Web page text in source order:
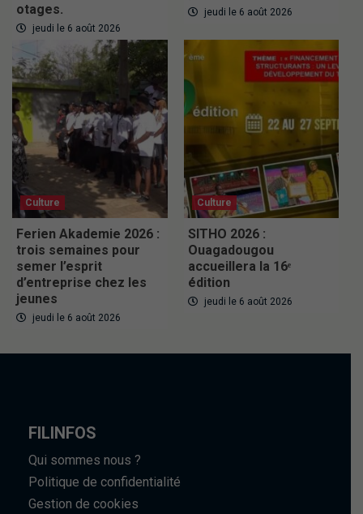
otages.
jeudi le 6 août 2026
jeudi le 6 août 2026
Culture
Ferien Akademie 2026 :
trois semaines pour
semer l’esprit
d’entreprise chez les
jeunes
jeudi le 6 août 2026
Culture
SITHO 2026 :
Ouagadougou
accueillera la 16ᵉ
édition
jeudi le 6 août 2026
FILINFOS
Qui sommes nous ?
Politique de confidentialité
Gestion de cookies